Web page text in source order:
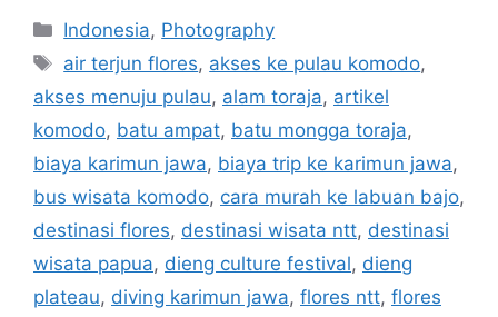
Indonesia, Photography
air terjun flores, akses ke pulau komodo,
akses menuju pulau, alam toraja, artikel
komodo, batu ampat, batu mongga toraja,
biaya karimun jawa, biaya trip ke karimun jawa,
bus wisata komodo, cara murah ke labuan bajo,
destinasi flores, destinasi wisata ntt, destinasi
wisata papua, dieng culture festival, dieng
plateau, diving karimun jawa, flores ntt, flores